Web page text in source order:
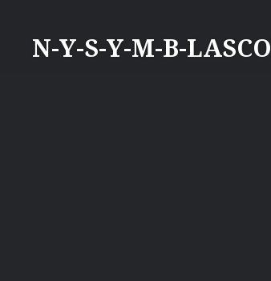
contenuN-Y-S-Y-M-B-